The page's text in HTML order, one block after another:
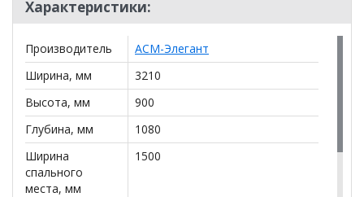
действительны только для интернет-магазина
могут отличаться от цен в розничных магазинах-
Характеристики:
Производитель
АСМ-Элегант
Ширина, мм
3210
Высота, мм
900
Глубина, мм
1080
Ширина
спального
места, мм
1500